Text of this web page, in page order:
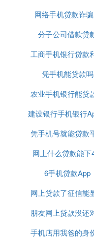
的贷款，一般为短期
过一年，但也有少量
行贷款的主要组成部
2、计算商业贷款选
摘要：
公积金贷款计算器就
月需偿还的金额以及
款和自由还款这三种
公积金贷款计算器
等额本金还款：
网络手机贷款诈
分子公司借款贷
工商手机银行贷款
怎么查询
凭手机能贷款吗
农业手机银行能贷
建设银行手机银行
贷款吗
凭手机号就能贷款
网上什么贷款能下
6手机贷款App
网上贷款了征信能
出来吗
朋友网上贷款没还
打电话给我
手机店用我爸的身